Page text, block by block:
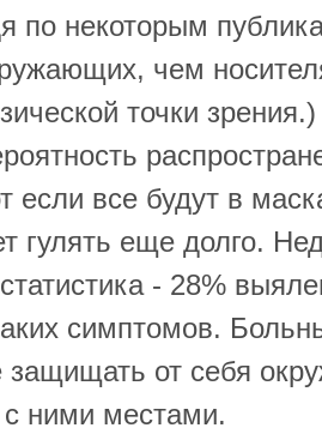
по некоторым
чем
точки
если все будут в
гулять еще долго.
- 28%
симптомов.
от себя
ними местами.